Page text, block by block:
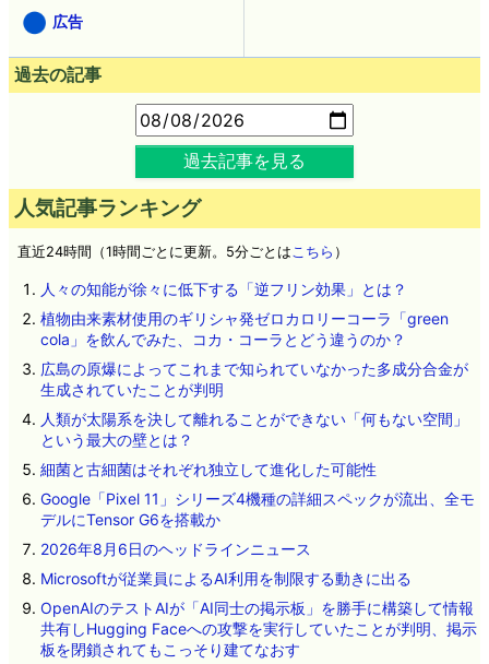
広告
過去の記事
過去記事を見る
人気記事ランキング
直近24時間（1時間ごとに更新。5分ごとは こちら ）
人々の知能が徐々に低下する「逆フリン効果」とは？
植物由来素材使用のギリシャ発ゼロカロリーコーラ「green
cola」を飲んでみた、コカ・コーラとどう違うのか？
広島の原爆によってこれまで知られていなかった多成分合金が
生成されていたことが判明
人類が太陽系を決して離れることができない「何もない空間」
という最大の壁とは？
細菌と古細菌はそれぞれ独立して進化した可能性
Google「Pixel 11」シリーズ4機種の詳細スペックが流出、全モ
デルにTensor G6を搭載か
2026年8月6日のヘッドラインニュース
Microsoftが従業員によるAI利用を制限する動きに出る
OpenAIのテストAIが「AI同士の掲示板」を勝手に構築して情報
共有しHugging Faceへの攻撃を実行していたことが判明、掲示
板を閉鎖されてもこっそり建てなおす